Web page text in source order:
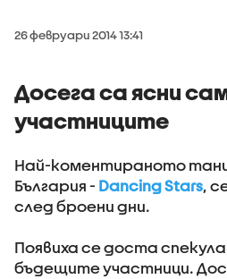
26 февруари 2014 13:41
Досега са ясни
участниците
Най-коментираното
България - Dancing Stars,
след броени дни.
Появиха се доста
бъдещите участници.